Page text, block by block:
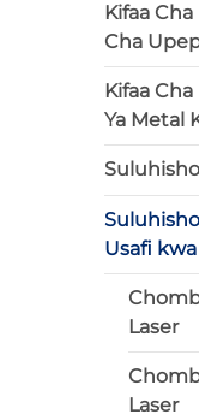
Kifaa
Cha
Kifaa
Ya Metal
Usafi
Laser
Laser